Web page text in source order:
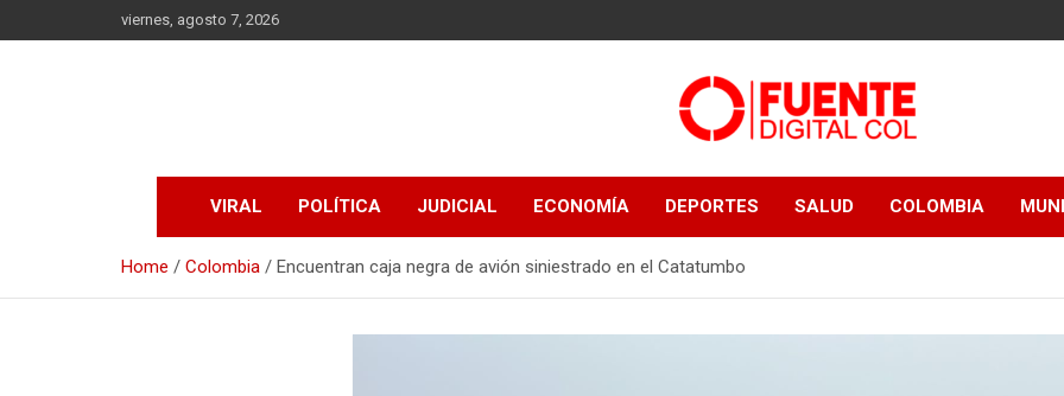
to
viernes, agosto 7, 2026
Fuente Digital
Col
VIRAL POLÍTICA JUDICIAL ECONOMÍA DEPORTES SALUD COLOMBIA
Home Colombia Encuentran caja negra de avión siniestrado en el Catatumbo